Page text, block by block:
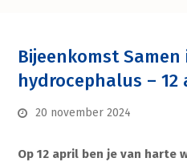
Bijeenkomst
hydrocephalus – 12
20 november 2024
Op 12 april ben je van harte